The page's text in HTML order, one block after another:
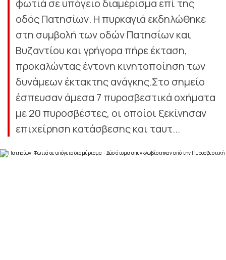
φωτιά σε υπόγειο διαμέρισμα επί της
οδός Πατησίων. Η πυρκαγιά εκδηλώθηκε
στη συμβολή των οδών Πατησίων και
Βυζαντίου και γρήγορα πήρε έκταση,
προκαλώντας έντονη κινητοποίηση των
δυνάμεων έκτακτης ανάγκης.Στο σημείο
έσπευσαν άμεσα 7 πυροσβεστικά οχήματα
με 20 πυροσβέστες, οι οποίοι ξεκίνησαν
επιχείρηση κατάσβεσης και ταυτ...